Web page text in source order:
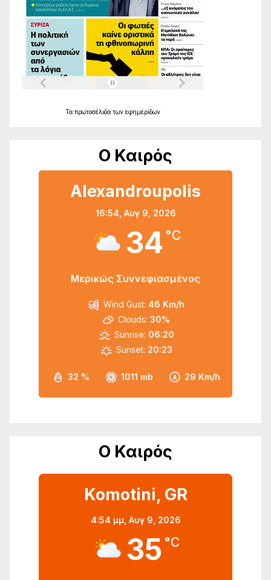
Τα πρωτοσέλιδα των εφημερίδων
Ο Καιρός
Alexandroupolis
16:54, Αυγ 9, 2026
34 °C
Μερικώς Συννεφιασμένος
32 % 1011 mb 29 Km/h
Wind Gust: 46 Km/h
Clouds: 30%
Sunrise: 06:20
Sunset: 20:23
Ο Καιρός
Komotini, GR
4:54 μμ, Αυγ 9, 2026
35 °C